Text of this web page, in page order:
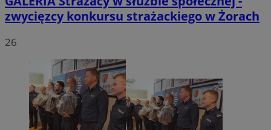
zwycięzcy konkursu strażackiego w Żorach
26